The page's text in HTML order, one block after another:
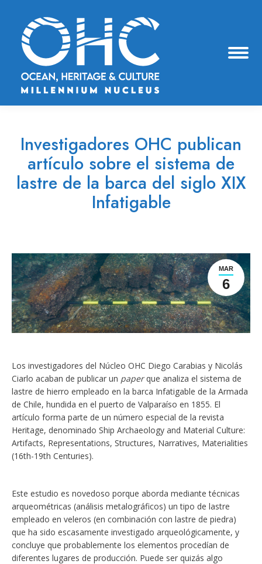
Investigadores OHC publican
artículo sobre el sistema de
lastre de la barca del siglo XIX
Infatigable
MAR
6
Los investigadores del Núcleo OHC Diego Carabias y Nicolás
Ciarlo acaban de publicar un paperque analiza el sistema de
lastre de hierro empleado en la barca Infatigable de la Armada
de Chile, hundida en el puerto de Valparaíso en 1855. El
artículo forma parte de un número especial de la revista
Heritage, denominado Ship Archaeology and Material Culture:
Artifacts, Representations, Structures, Narratives, Materialities
(16th-19th Centuries).
Este estudio es novedoso porque aborda mediante técnicas
arqueométricas (análisis metalográficos) un tipo de lastre
empleado en veleros (en combinación con lastre de piedra)
que ha sido escasamente investigado arqueológicamente, y
concluye que probablemente los elementos procedían de
diferentes lugares de producción. Puede ser quizás algo